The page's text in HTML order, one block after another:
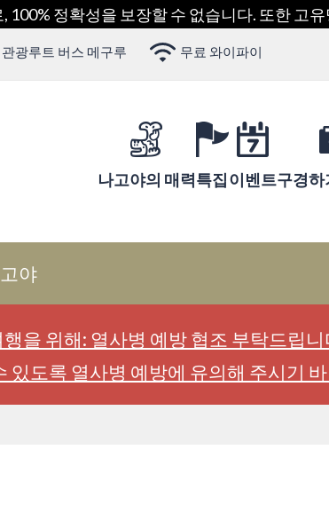
100% 정확성을 보장할 수 없습니다. 또한 고
관광루트 버스 메구루 무료 와이파이
나고야의 매력특집이벤트구경하
야
행을 위해: 열사병 예방 협조 부탁드립
있도록 열사병 예방에 유의해 주시기